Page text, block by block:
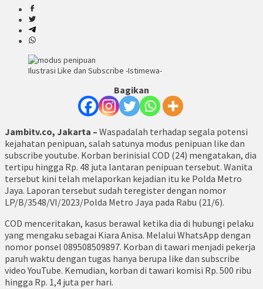
Ilustrasi Like dan Subscribe -Istimewa-
Bagikan
Jambitv.co, Jakarta – Waspadalah terhadap segala potensi
kejahatan penipuan, salah satunya modus penipuan like dan
subscribe youtube. Korban berinisial COD (24) mengatakan, dia
tertipu hingga Rp. 48 juta lantaran penipuan tersebut. Wanita
tersebut kini telah melaporkan kejadian itu ke Polda Metro
Jaya. Laporan tersebut sudah teregister dengan nomor
LP/B/3548/VI/2023/Polda Metro Jaya pada Rabu (21/6).
COD menceritakan, kasus berawal ketika dia di hubungi pelaku
yang mengaku sebagai Kiara Anisa. Melalui WhatsApp dengan
nomor ponsel 089508509897. Korban di tawari menjadi pekerja
paruh waktu dengan tugas hanya berupa like dan subscribe
video YouTube. Kemudian, korban di tawari komisi Rp. 500 ribu
hingga Rp. 1,4 juta per hari.